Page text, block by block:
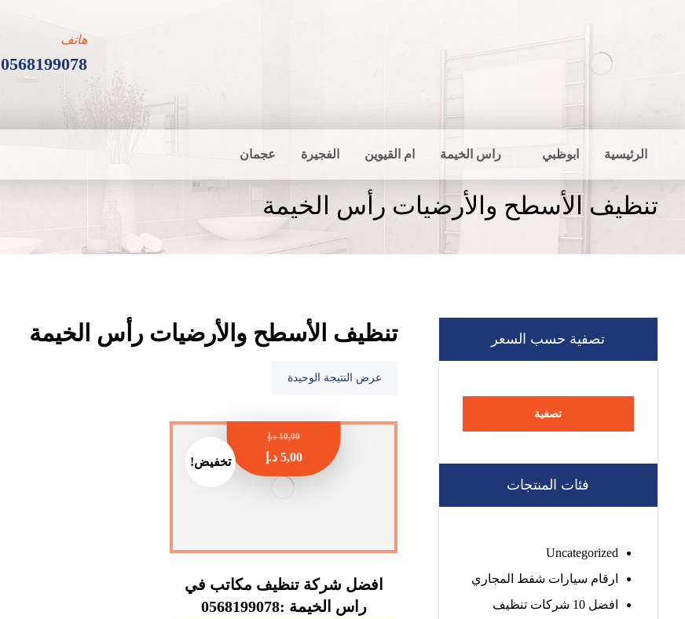
هاتف
0568199078
الرئيسية ابوظبي راس الخيمة ام القيوين الفجيرة عجمان
تنظيف الأسطح والأرضيات رأس الخيمة
تنظيف الأسطح والأرضيات رأس الخيمة
عرض النتيجة الوحيدة
تخفيض!
افضل شركة تنظيف مكاتب في
راس الخيمة :0568199078
10,00 د.إ
5,00 د.إ
تصفية حسب السعر
تصفية
فئات المنتجات
Uncategorized
ارقام سيارات شفط المجاري
افضل 10 شركات تنظيف